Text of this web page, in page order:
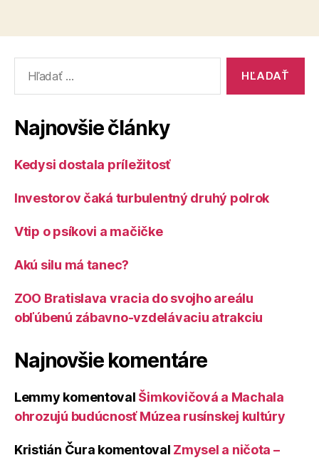
Najnovšie články
Kedysi dostala príležitosť
Investorov čaká turbulentný druhý polrok
Vtip o psíkovi a mačičke
Akú silu má tanec?
ZOO Bratislava vracia do svojho areálu
obľúbenú zábavno-vzdelávaciu atrakciu
Najnovšie komentáre
Lemmy komentoval Šimkovičová a Machala
ohrozujú budúcnosť Múzea rusínskej kultúry
Kristián Čura komentoval Zmysel a ničota –